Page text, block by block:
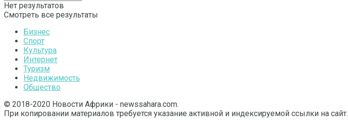
Нет результатов
Смотреть все результаты
Бизнес
Спорт
Культура
Интернет
Туризм
Недвижимость
Общество
© 2018-2020 Новости Африки - newssahara.com.
При копировании материалов требуется указание активной и индексируемой ссылки на сайт.